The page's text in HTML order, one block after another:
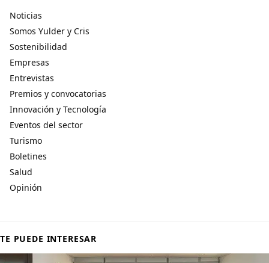
Noticias
Somos Yulder y Cris
Sostenibilidad
Empresas
Entrevistas
Premios y convocatorias
Innovación y Tecnología
Eventos del sector
Turismo
Boletines
Salud
Opinión
TE PUEDE INTERESAR